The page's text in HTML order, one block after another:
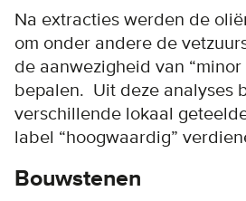
Na extracties werden de
om onder andere de
de aanwezigheid van
bepalen. Uit deze analyses
verschillende lokaal
label “hoogwaardig”
Bouwstenen